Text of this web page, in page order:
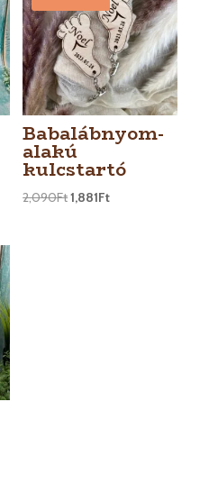
Babalábnyom-
alakú
kulcstartó
2,090Ft1,881Ft